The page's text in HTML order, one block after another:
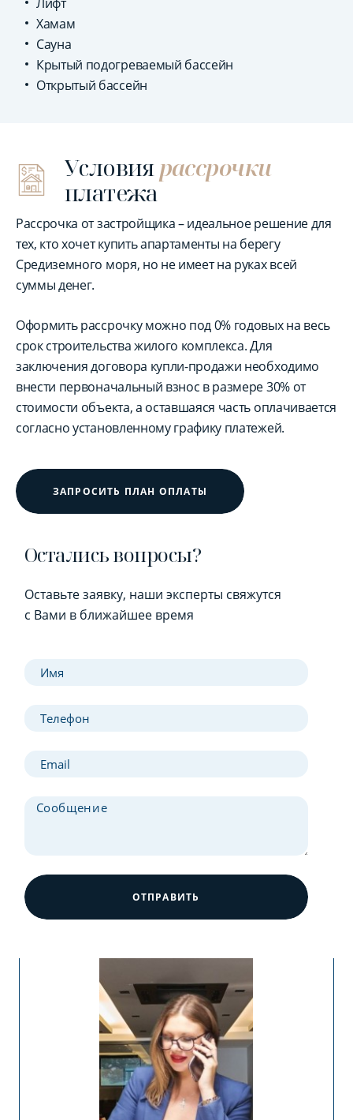
Хамам
Сауна
Крытый подогреваемый бассейн
Открытый бассейн
Условиярассрочки
платежа
Рассрочка от застройщика – идеальное решение для
тех, кто хочет купить апартаменты на берегу
Средиземного моря, но не имеет на руках всей
суммы денег.
Оформить рассрочку можно под 0% годовых на весь
срок строительства жилого комплекса. Для
заключения договора купли-продажи необходимо
внести первоначальный взнос в размере 30% от
стоимости объекта, а оставшаяся часть оплачивается
согласно установленному графику платежей.
ЗАПРОСИТЬ ПЛАН ОПЛАТЫ
Остались вопросы?
Оставьте заявку, наши эксперты свяжутся
с Вами в ближайшее время
ОТПРАВИТЬ